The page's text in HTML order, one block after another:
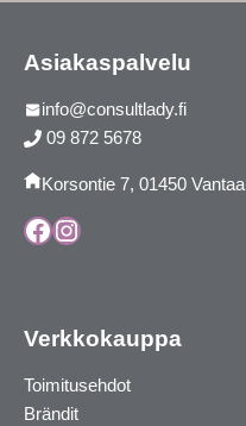
Asiakaspalvelu
info@consultlady.fi
09 872 5678
Korsontie 7, 01450 Vantaa
Facebook
Instagram
Verkkokauppa
Toimitusehdot
Brändit